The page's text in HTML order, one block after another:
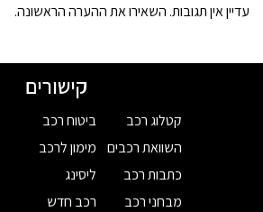
עדיין אין תגובות. השאירו את ההערה הראשונה.
קישורים
קטלוג רכב
השוואת רכבים
כתבות רכב
מבחני רכב
ביטוח רכב
מימון לרכב
ליסינג
רכב חדש